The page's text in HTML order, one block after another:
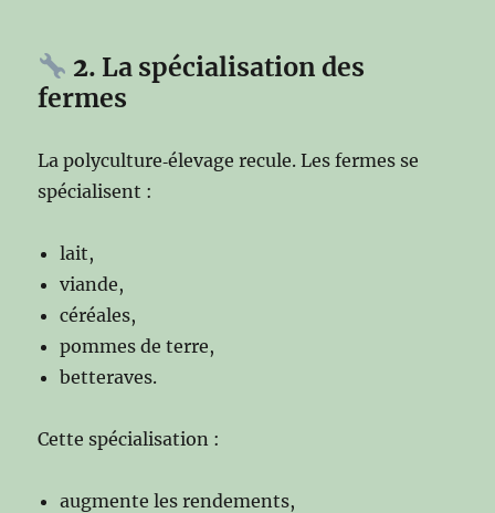
2. La spécialisation des
fermes
La polyculture‑élevage recule. Les fermes se
spécialisent :
lait,
viande,
céréales,
pommes de terre,
betteraves.
Cette spécialisation :
augmente les rendements,